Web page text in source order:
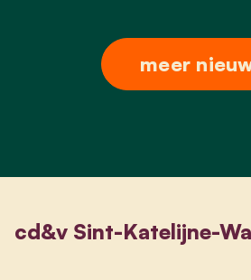
meer
cd&v Sint-Katelijne-